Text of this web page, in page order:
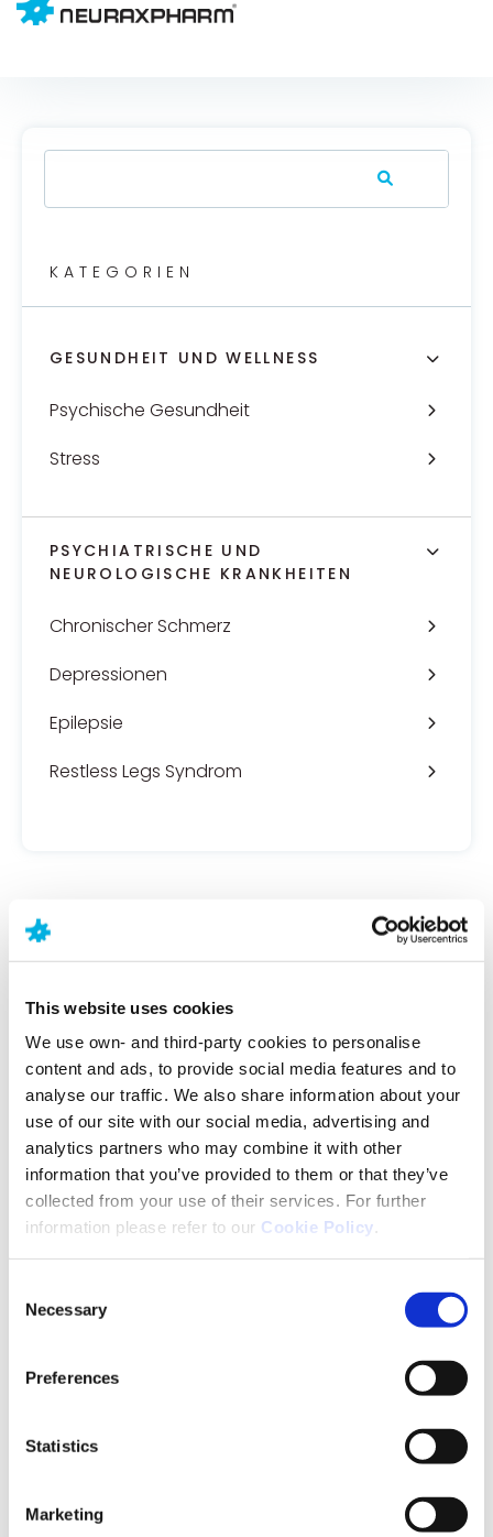
This website uses cookies
We use own- and third-party cookies to personalise
content and ads, to provide social media features and to
analyse our traffic. We also share information about your
use of our site with our social media, advertising and
analytics partners who may combine it with other
information that you’ve provided to them or that they’ve
collected from your use of their services. For further
information please refer to our Cookie Policy.
Selection
Necessary
Preferences
Statistics
Marketing
KATEGORIEN
GESUNDHEIT UND WELLNESS
Psychische Gesundheit
Stress
PSYCHIATRISCHE UND
NEUROLOGISCHE KRANKHEITEN
Chronischer Schmerz
Depressionen
Epilepsie
Restless Legs Syndrom
Psychiatrische und Neurologische Krankheiten
Chronischer Schmerz
Artikel über
Chronischer
Schmerz
Werfen Sie einen Blick in unsere Artikelauswahl und
entdecken Sie fachlich fundierte, vertrauenswürdige
und verständlich aufbereitete Informationen.